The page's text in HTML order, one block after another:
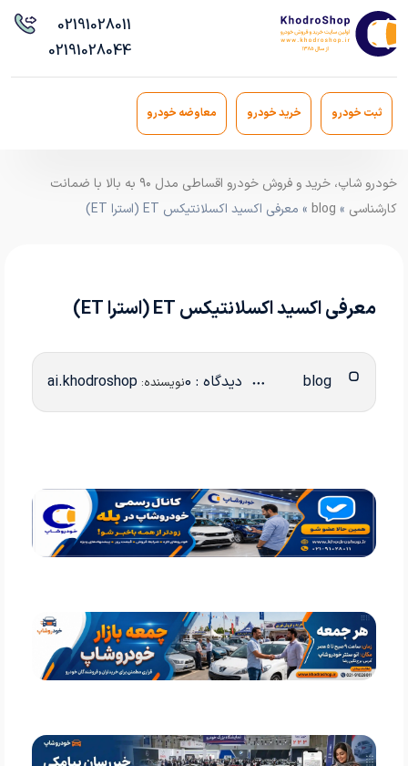
02191028011
02191028044
ثبت خودرو خرید خودرو معاوضه خودرو
خودرو شاپ، خرید و فروش خودرو اقساطی مدل ۹۰ به بالا با ضمانت
کارشناسی »
blog » معرفی اکسید اکسلانتیکس ET (استرا ET)
معرفی اکسید اکسلانتیکس ET (استرا ET)
دیدگاه : 0 نویسنده:ai.khodroshop